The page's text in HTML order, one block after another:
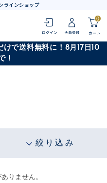
ラインショップ
0
で送料無料に！8月17日10
！
絞り込み
りません。